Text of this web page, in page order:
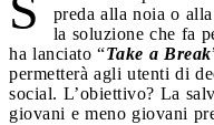
preda alla noia o
la soluzione che fa
ha lanciato “Take a Break
permetterà agli utenti di
social. L’obiettivo? La
giovani e meno giovani